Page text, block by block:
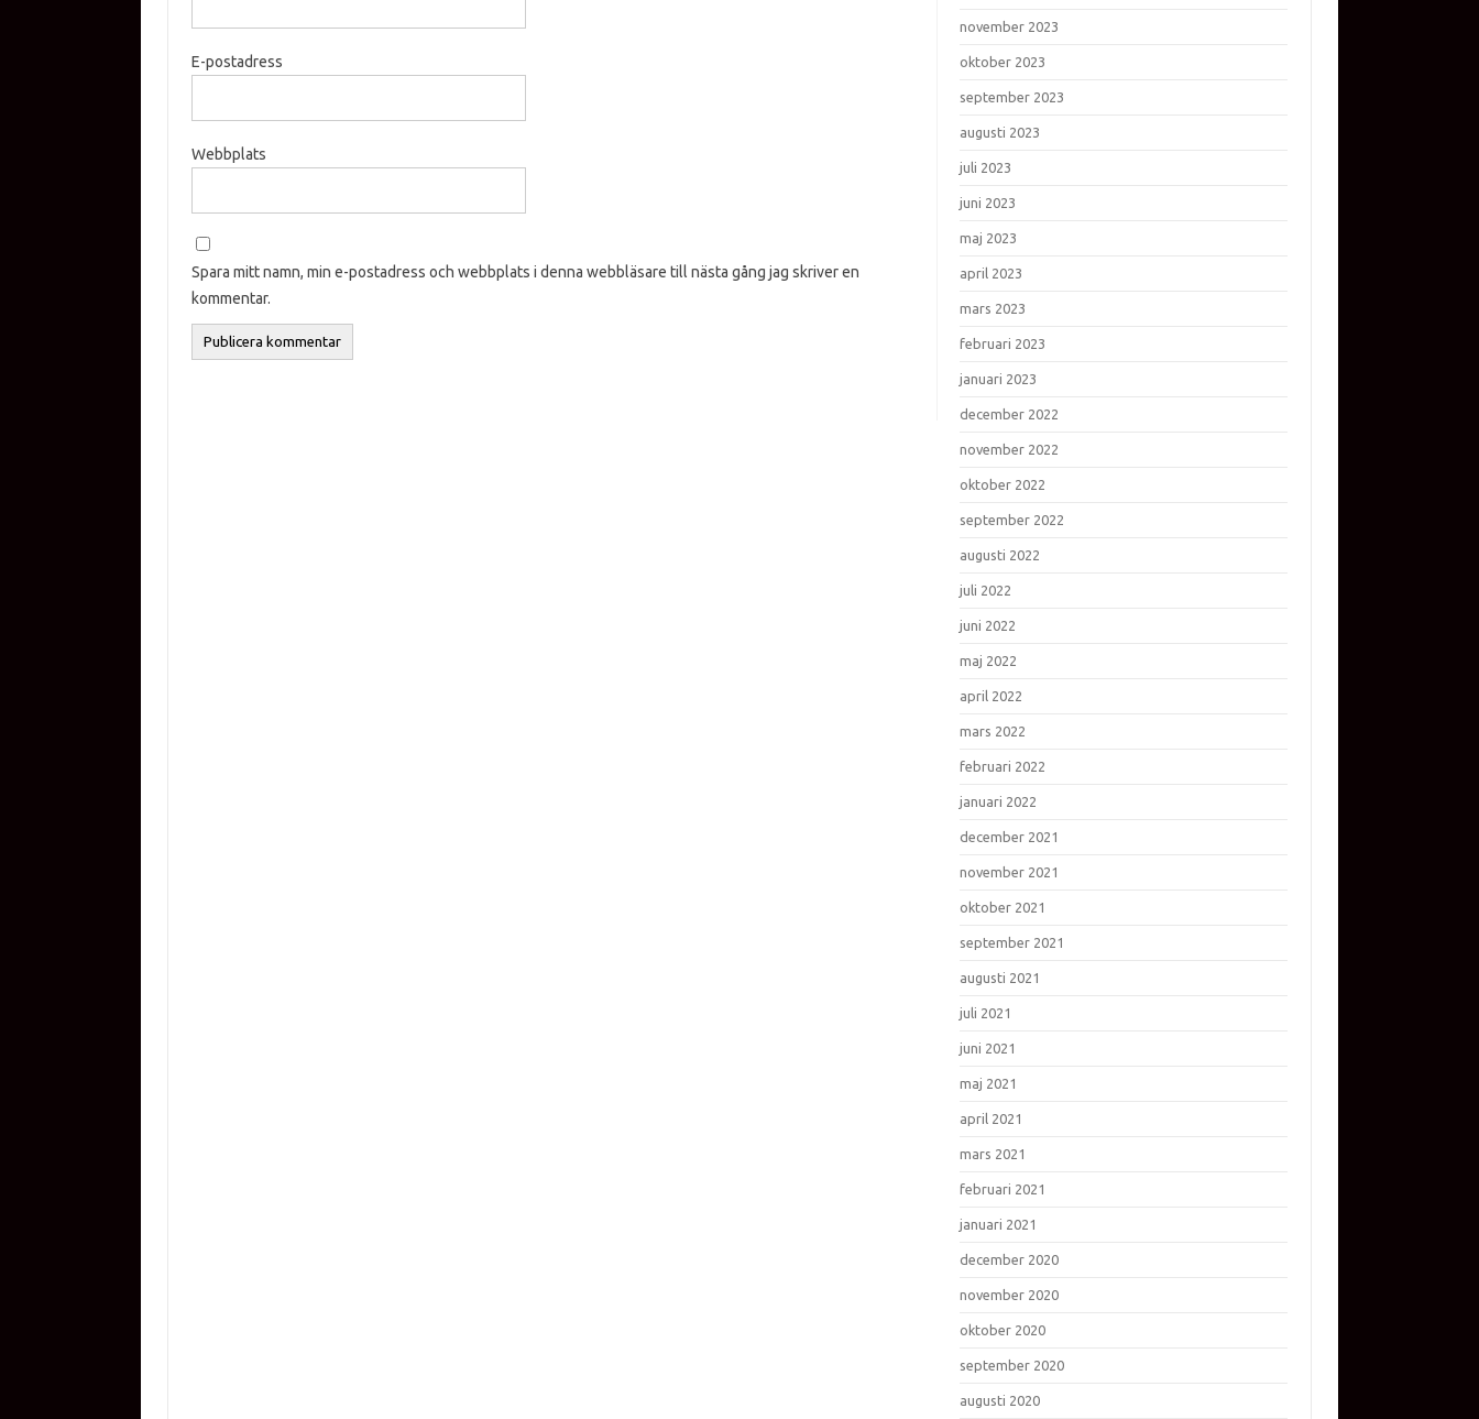
E-postadress
Webbplats
Spara mitt namn, min e-postadress och webbplats i denna webbläsare till nästa gång jag skriver en
kommentar.
november 2023
oktober 2023
september 2023
augusti 2023
juli 2023
juni 2023
maj 2023
april 2023
mars 2023
februari 2023
januari 2023
december 2022
november 2022
oktober 2022
september 2022
augusti 2022
juli 2022
juni 2022
maj 2022
april 2022
mars 2022
februari 2022
januari 2022
december 2021
november 2021
oktober 2021
september 2021
augusti 2021
juli 2021
juni 2021
maj 2021
april 2021
mars 2021
februari 2021
januari 2021
december 2020
november 2020
oktober 2020
september 2020
augusti 2020